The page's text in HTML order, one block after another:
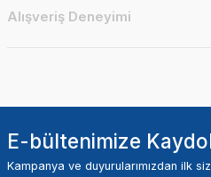
Alışveriş Deneyimi
E-bültenimize
Kampanya ve duyurularımızdan ilk